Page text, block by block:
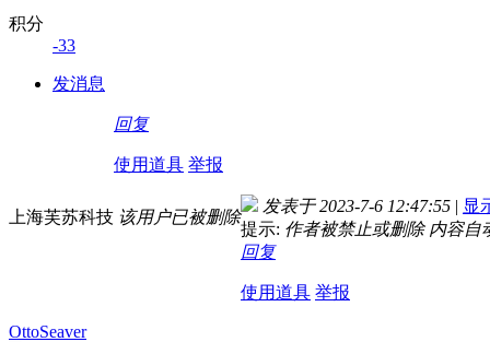
积分
-33
发消息
回复
使用道具 举报
上海芙苏科技 该用户已被删除
发表于 2023-7-6 12:47:55 | 显
提示: 作者被禁止或删除 内容自
回复
使用道具 举报
OttoSeaver